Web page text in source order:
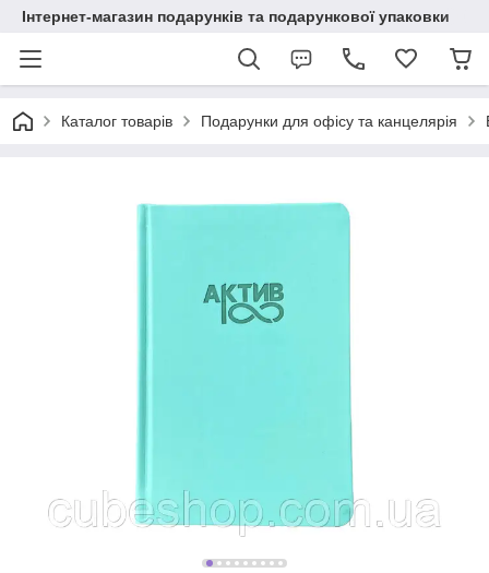
Інтернет-магазин подарунків та подарункової упаковки
Каталог товарів Подарунки для офісу та канцелярія